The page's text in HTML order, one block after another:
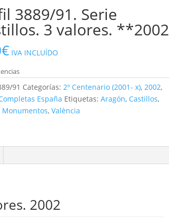
3889/91. Serie
3 valores. **2002
€ IVA INCLUÍDO
91 Categorías:2º Centenario (2001- x),2002,
España Etiquetas:Aragón, Castillos,
Monumentos,València
2002